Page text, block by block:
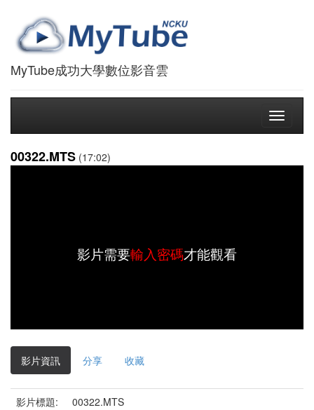
MyTube成功大學數位影音雲
Toggle
00322.MTS (17:02)
影片需要輸入密碼才能觀看
影片資訊 分享 收藏
影片標題:
00322.MTS